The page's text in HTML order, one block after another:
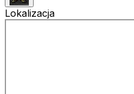
Lokalizacja